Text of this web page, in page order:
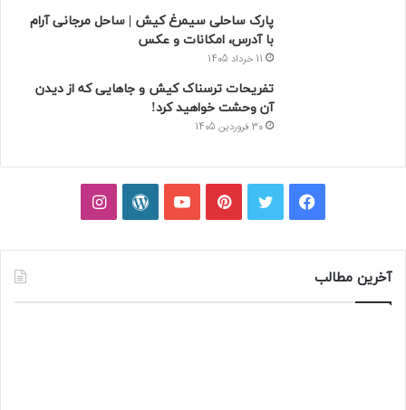
پارک ساحلی سیمرغ کیش | ساحل مرجانی آرام
با آدرس، امکانات و عکس
11 خرداد 1405
تفریحات ترسناک کیش و جاهایی که از دیدن
آن وحشت خواهید کرد!
30 فروردین 1405
فیسبوکتوییترپینتریستیوتیوبوردپرساینستاگرام
آخرین مطالب